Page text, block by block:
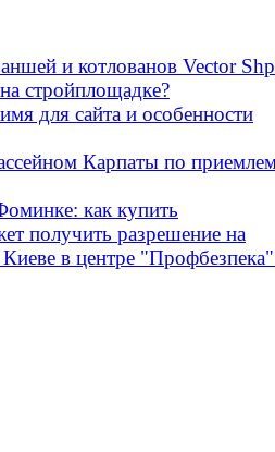
и котлованов Vector
стройплощадке?
для сайта и особенности
Карпаты по
как купить
получить разрешение на
в центре